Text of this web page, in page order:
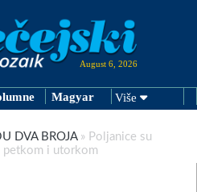
August 6, 2026
Magyar Više
DVA BROJA» Poljanice su
petkom i utorkom